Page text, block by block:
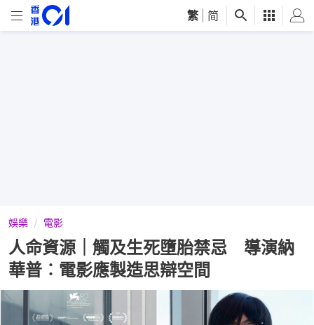
繁 简
娛樂 電影
人命資源｜觸及生死墮胎禁忌 導演納
華普︰電影應製造思辯空間